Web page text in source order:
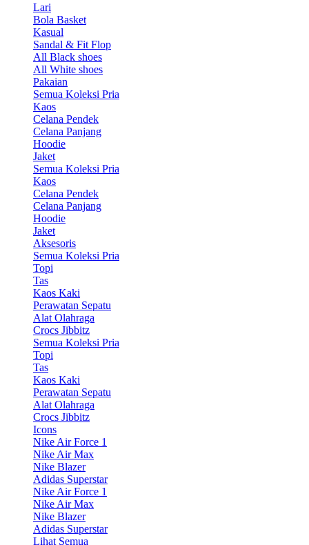
Lari
Bola Basket
Kasual
Sandal & Fit Flop
All Black shoes
All White shoes
Pakaian
Semua Koleksi Pria
Kaos
Celana Pendek
Celana Panjang
Hoodie
Jaket
Semua Koleksi Pria
Kaos
Celana Pendek
Celana Panjang
Hoodie
Jaket
Aksesoris
Semua Koleksi Pria
Topi
Tas
Kaos Kaki
Perawatan Sepatu
Alat Olahraga
Crocs Jibbitz
Semua Koleksi Pria
Topi
Tas
Kaos Kaki
Perawatan Sepatu
Alat Olahraga
Crocs Jibbitz
Icons
Nike Air Force 1
Nike Air Max
Nike Blazer
Adidas Superstar
Nike Air Force 1
Nike Air Max
Nike Blazer
Adidas Superstar
Lihat Semua